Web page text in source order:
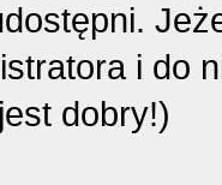
i do
dobry!)